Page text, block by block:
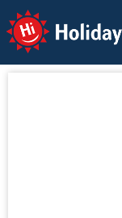
Holiday